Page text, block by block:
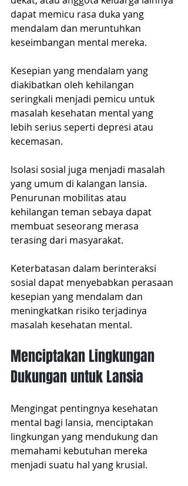
dapat memicu rasa duka yang
mendalam dan meruntuhkan
keseimbangan mental mereka.
Kesepian yang mendalam yang
diakibatkan oleh kehilangan
seringkali menjadi pemicu untuk
masalah kesehatan mental yang
lebih serius seperti depresi atau
kecemasan.
Isolasi sosial juga menjadi masalah
yang umum di kalangan lansia.
Penurunan mobilitas atau
kehilangan teman sebaya dapat
membuat seseorang merasa
terasing dari masyarakat.
Keterbatasan dalam berinteraksi
sosial dapat menyebabkan perasaan
kesepian yang mendalam dan
meningkatkan risiko terjadinya
masalah kesehatan mental.
Menciptakan Lingkungan
Dukungan untuk Lansia
Mengingat pentingnya kesehatan
mental bagi lansia, menciptakan
lingkungan yang mendukung dan
memahami kebutuhan mereka
menjadi suatu hal yang krusial.